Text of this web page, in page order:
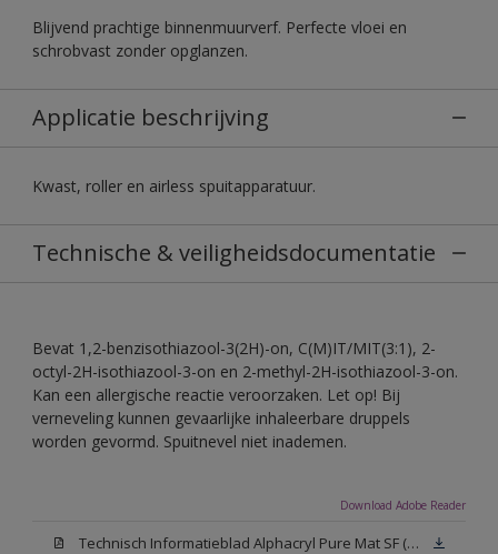
Blijvend prachtige binnenmuurverf. Perfecte vloei en
schrobvast zonder opglanzen.
Applicatie beschrijving
Kwast, roller en airless spuitapparatuur.
Technische & veiligheidsdocumentatie
Bevat 1,2-benzisothiazool-3(2H)-on, C(M)IT/MIT(3:1), 2-
octyl-2H-isothiazool-3-on en 2-methyl-2H-isothiazool-3-on.
Kan een allergische reactie veroorzaken. Let op! Bij
verneveling kunnen gevaarlijke inhaleerbare druppels
worden gevormd. Spuitnevel niet inademen.
Download Adobe Reader
Technisch Informatieblad Alphacryl Pure Mat SF (New Livery) (PDF)